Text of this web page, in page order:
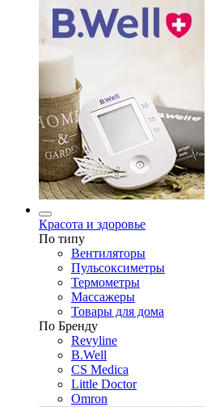
Красота и здоровье
По типу
Вентиляторы
Пульсоксиметры
Термометры
Массажеры
Товары для дома
По Бренду
Revyline
B.Well
CS Medica
Little Doctor
Omron